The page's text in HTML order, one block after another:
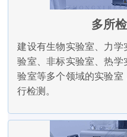
多所
建设有生物实验室、力
验室、非标实验室、热
验室等多个领域的实验
行检测。